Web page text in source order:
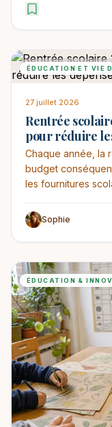
ÉDUCATION ET VIE
27 juillet 2026
Rentrée
pour réduire
Chaque année, la
budget
les fournitures
Sophie
ÉDUCATION &